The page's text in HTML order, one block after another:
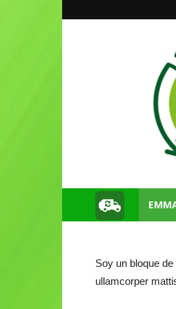
Emmaicj
Soy un bloque
ullamcorper